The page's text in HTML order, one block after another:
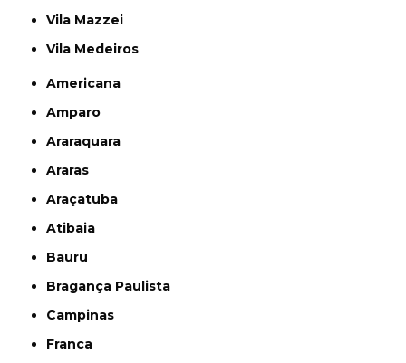
Vila Mazzei
Vila Medeiros
Americana
Amparo
Araraquara
Araras
Araçatuba
Atibaia
Bauru
Bragança Paulista
Campinas
Franca